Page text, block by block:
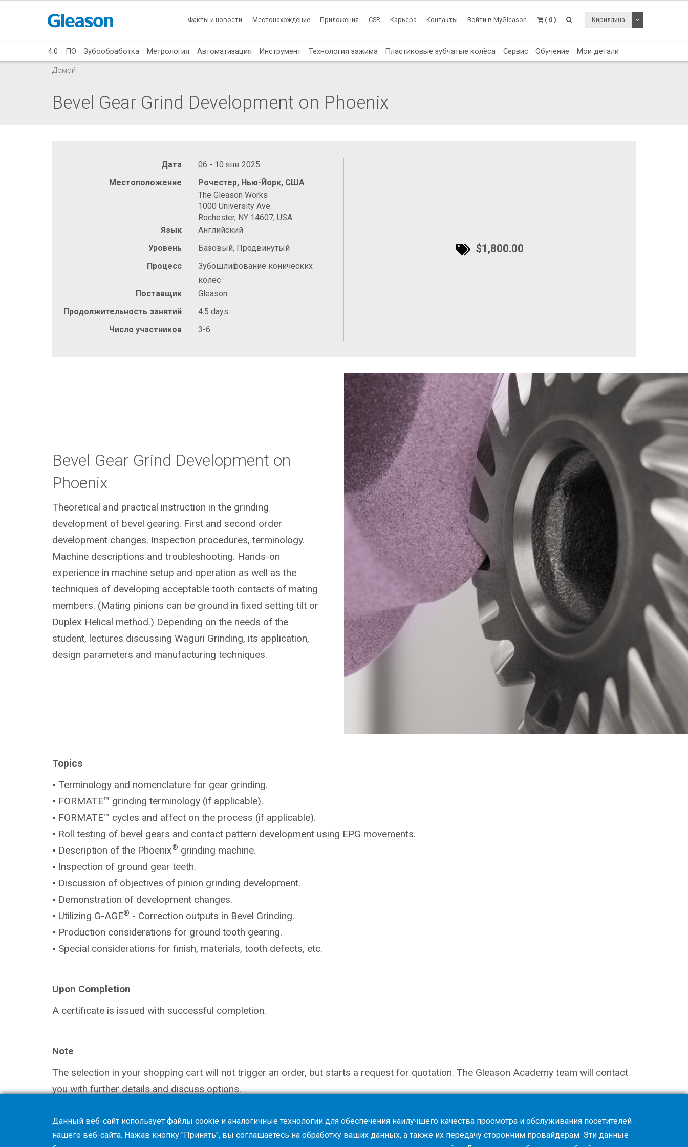
Факты и новости Местонахождение Приложения CSR Карьера Контакты Войти в MyGleason ( 0 ) Кириллица Toggle
4.0 ПО Зубообработка Метрология Автоматизация Инструмент Технология зажима Пластиковые зубчатые колёса Сервис Обучение Мои детали
Домой
Bevel Gear Grind Development on Phoenix
Дата
06 - 10 янв 2025
Местоположение
Рочестер, Нью-Йорк, США
The Gleason Works
1000 University Ave.
Rochester, NY 14607, USA
Язык
Английский
Уровень
Базовый, Продвинутый
Процесс
Зубошлифование конических
колес
Поставщик
Gleason
Продолжительность занятий
4.5 days
Число участников
3-6
$1,800.00
Bevel Gear Grind Development on
Phoenix
Theoretical and practical instruction in the grinding
development of bevel gearing. First and second order
development changes. Inspection procedures, terminology.
Machine descriptions and troubleshooting. Hands-on
experience in machine setup and operation as well as the
techniques of developing acceptable tooth contacts of mating
members. (Mating pinions can be ground in fixed setting tilt or
Duplex Helical method.) Depending on the needs of the
student, lectures discussing Waguri Grinding, its application,
design parameters and manufacturing techniques.
Topics
▪ Terminology and nomenclature for gear grinding.
▪ FORMATE™ grinding terminology (if applicable).
▪ FORMATE™ cycles and affect on the process (if applicable).
▪ Roll testing of bevel gears and contact pattern development using EPG movements.
▪ Description of the Phoenix® grinding machine.
▪ Inspection of ground gear teeth.
▪ Discussion of objectives of pinion grinding development.
▪ Demonstration of development changes.
▪ Utilizing G-AGE® - Correction outputs in Bevel Grinding.
▪ Production considerations for ground tooth gearing.
▪ Special considerations for finish, materials, tooth defects, etc.
Upon Completion
A certificate is issued with successful completion.
Note
The selection in your shopping cart will not trigger an order, but starts a request for quotation. The Gleason Academy team will contact
you with further details and discuss options.
Данный веб-сайт использует файлы cookie и аналогичные технологии для обеспечения наилучшего качества просмотра и обслуживания посетителей
нашего веб-сайта. Нажав кнопку "Принять", вы соглашаетесь на обработку ваших данных, а также их передачу сторонним провайдерам. Эти данные